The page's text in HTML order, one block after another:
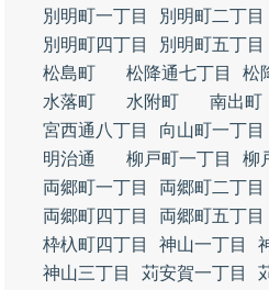
別明町一丁目
別明町二丁目
別明町四丁目
別明町五丁目
松島町
松降通七丁目 松
水落町
水附町 南出町
宮西通八丁目
向山町一丁目
明治通
柳戸町一丁目
柳
両郷町一丁目
両郷町二丁目
両郷町四丁目
両郷町五丁目
枠杁町四丁目
神山一丁目
神山三丁目
苅安賀一丁目